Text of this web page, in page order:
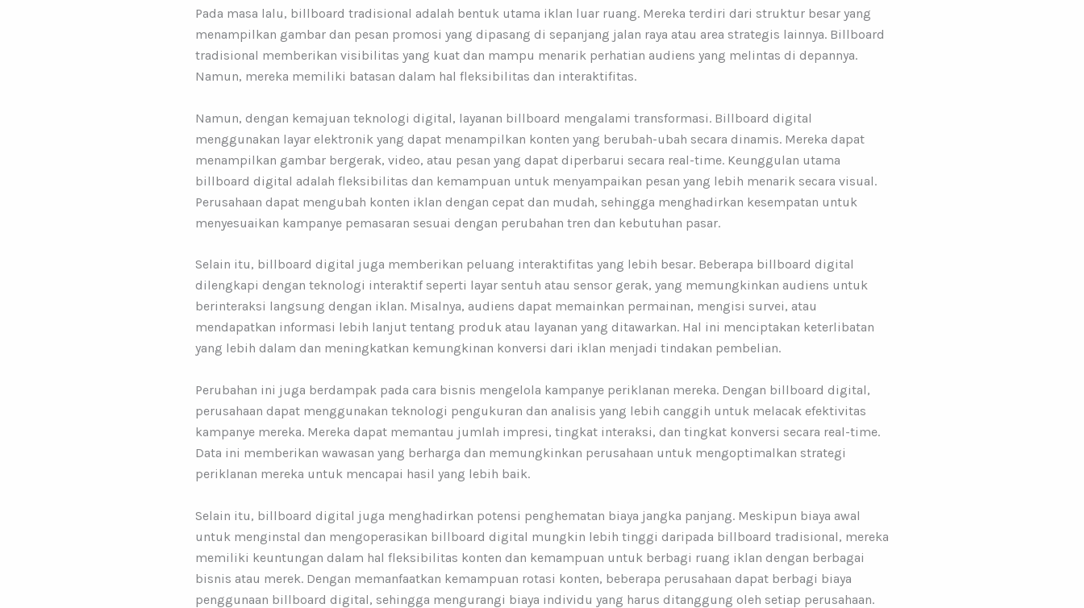
Pada masa lalu, billboard tradisional adalah bentuk utama iklan luar ruang. Mereka terdiri dari struktur besar yang
menampilkan gambar dan pesan promosi yang dipasang di sepanjang jalan raya atau area strategis lainnya. Billboard
tradisional memberikan visibilitas yang kuat dan mampu menarik perhatian audiens yang melintas di depannya.
Namun, mereka memiliki batasan dalam hal fleksibilitas dan interaktifitas.
Namun, dengan kemajuan teknologi digital, layanan billboard mengalami transformasi. Billboard digital
menggunakan layar elektronik yang dapat menampilkan konten yang berubah-ubah secara dinamis. Mereka dapat
menampilkan gambar bergerak, video, atau pesan yang dapat diperbarui secara real-time. Keunggulan utama
billboard digital adalah fleksibilitas dan kemampuan untuk menyampaikan pesan yang lebih menarik secara visual.
Perusahaan dapat mengubah konten iklan dengan cepat dan mudah, sehingga menghadirkan kesempatan untuk
menyesuaikan kampanye pemasaran sesuai dengan perubahan tren dan kebutuhan pasar.
Selain itu, billboard digital juga memberikan peluang interaktifitas yang lebih besar. Beberapa billboard digital
dilengkapi dengan teknologi interaktif seperti layar sentuh atau sensor gerak, yang memungkinkan audiens untuk
berinteraksi langsung dengan iklan. Misalnya, audiens dapat memainkan permainan, mengisi survei, atau
mendapatkan informasi lebih lanjut tentang produk atau layanan yang ditawarkan. Hal ini menciptakan keterlibatan
yang lebih dalam dan meningkatkan kemungkinan konversi dari iklan menjadi tindakan pembelian.
Perubahan ini juga berdampak pada cara bisnis mengelola kampanye periklanan mereka. Dengan billboard digital,
perusahaan dapat menggunakan teknologi pengukuran dan analisis yang lebih canggih untuk melacak efektivitas
kampanye mereka. Mereka dapat memantau jumlah impresi, tingkat interaksi, dan tingkat konversi secara real-time.
Data ini memberikan wawasan yang berharga dan memungkinkan perusahaan untuk mengoptimalkan strategi
periklanan mereka untuk mencapai hasil yang lebih baik.
Selain itu, billboard digital juga menghadirkan potensi penghematan biaya jangka panjang. Meskipun biaya awal
untuk menginstal dan mengoperasikan billboard digital mungkin lebih tinggi daripada billboard tradisional, mereka
memiliki keuntungan dalam hal fleksibilitas konten dan kemampuan untuk berbagi ruang iklan dengan berbagai
bisnis atau merek. Dengan memanfaatkan kemampuan rotasi konten, beberapa perusahaan dapat berbagi biaya
penggunaan billboard digital, sehingga mengurangi biaya individu yang harus ditanggung oleh setiap perusahaan.